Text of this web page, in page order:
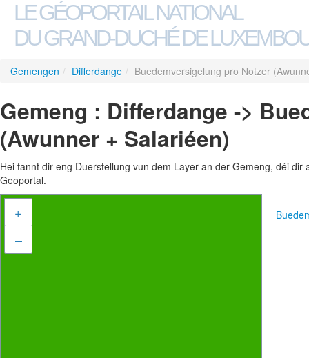
LE GÉOPORTAIL NATIONAL
DU GRAND-DUCHÉ DE
Gemengen / Differdange / Buedemversigelung pro Notzer
Gemeng : Differdange ->
(Awunner + Salariéen)
Hei fannt dir eng Duerstellung vun dem Layer an der Gemeng, déi
Geoportal.
+
–